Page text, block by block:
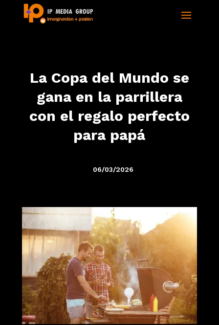
La Copa del Mundo se
gana en la parrillera
con el regalo perfecto
para papá
06/03/2026